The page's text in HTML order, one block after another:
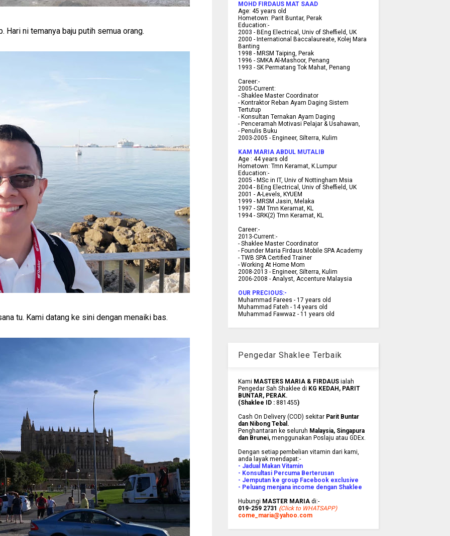
Hari ni temanya baju putih semua orang.
tu. Kami datang ke sini dengan menaiki bas.
MOHD FIRDAUS MAT SAAD
Age: 45 years old
Hometown: Parit Buntar, Perak
Education:-
2003 - BEng Electrical, Univ of Sheffield, UK
2000 - International Baccalaureate, Kolej Mara
Banting
1998 - MRSM Taiping, Perak
1996 - SMKA Al-Mashoor, Penang
1993 - SK Permatang Tok Mahat, Penang
Career:-
2005-Current:
- Shaklee Master Coordinator
- Kontraktor Reban Ayam Daging Sistem
Tertutup
- Konsultan Ternakan Ayam Daging
- Penceramah Motivasi Pelajar & Usahawan,
- Penulis Buku
2003-2005 - Engineer, Silterra, Kulim
KAM MARIA ABDUL MUTALIB
Age : 44 years old
Hometown: Tmn Keramat, K.Lumpur
Education:-
2005 -MSc in IT, Univ of Nottingham Msia
2004 - BEng Electrical, Univ of Sheffield, UK
2001 - A-Levels, KYUEM
1999 - MRSM Jasin, Melaka
1997 - SM Tmn Keramat, KL
1994 - SRK(2) Tmn Keramat, KL
Career:-
2013-Current:-
- Shaklee Master Coordinator
- Founder Maria Firdaus Mobile SPA Academy
- TWB SPA Certified Trainer
- Working At Home Mom
2008-2013 - Engineer, Silterra, Kulim
2006-2008 - Analyst, Accenture Malaysia
OUR PRECIOUS:-
Muhammad Farees - 17 years old
Muhammad Fateh - 14 years old
Muhammad Fawwaz - 11 years old
Pengedar Shaklee Terbaik
Kami MASTERS MARIA & FIRDAUS ialah
Pengedar Sah Shaklee di KG KEDAH, PARIT
BUNTAR, PERAK.
(Shaklee ID : 881455)
Cash On Delivery (COD) sekitar Parit Buntar
dan Nibong Tebal.
Penghantaran ke seluruh Malaysia, Singapura
dan Brunei,menggunakan Poslaju atau GDEx.
Dengan setiap pembelian vitamin dari kami,
anda layak mendapat:-
- Jadual Makan Vitamin
- Konsultasi Percuma Berterusan
- Jemputan ke group Facebook exclusive
- Peluang menjana income dengan Shaklee
Hubungi MASTER MARIAdi:-
019-259 2731 (Click to WHATSAPP)
come_maria@yahoo.com